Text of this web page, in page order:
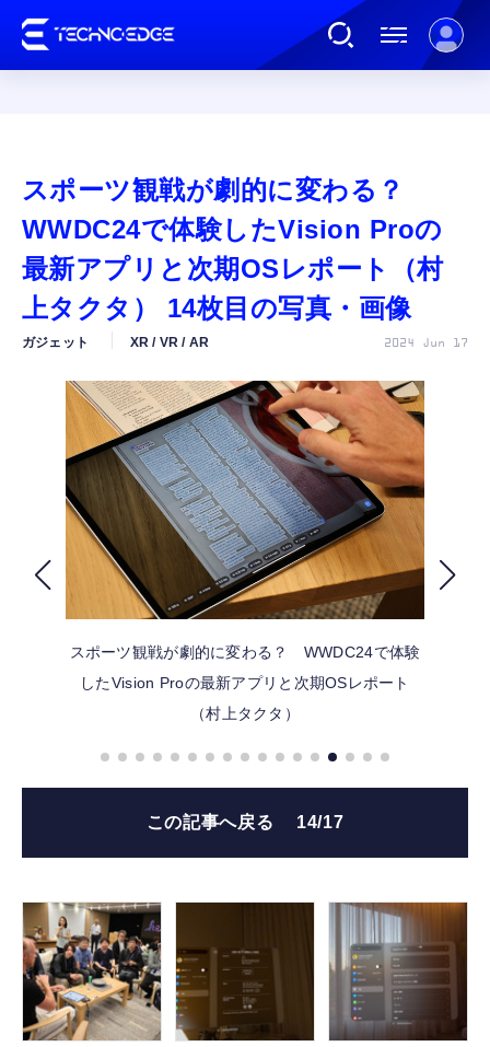
AI
ガジェット
カルチャー
公式ストア
FOLLOW US
スポーツ観戦が劇的に変わる？
WWDC24で体験したVision Proの
最新アプリと次期OSレポート（村
上タクタ） 14枚目の写真・画像
ガジェット XR / VR / AR 2024 Jun 17
スポーツ観戦が劇的に変わる？ WWDC24で体験
したVision Proの最新アプリと次期OSレポート
（村上タクタ）
この記事へ戻る 14/17